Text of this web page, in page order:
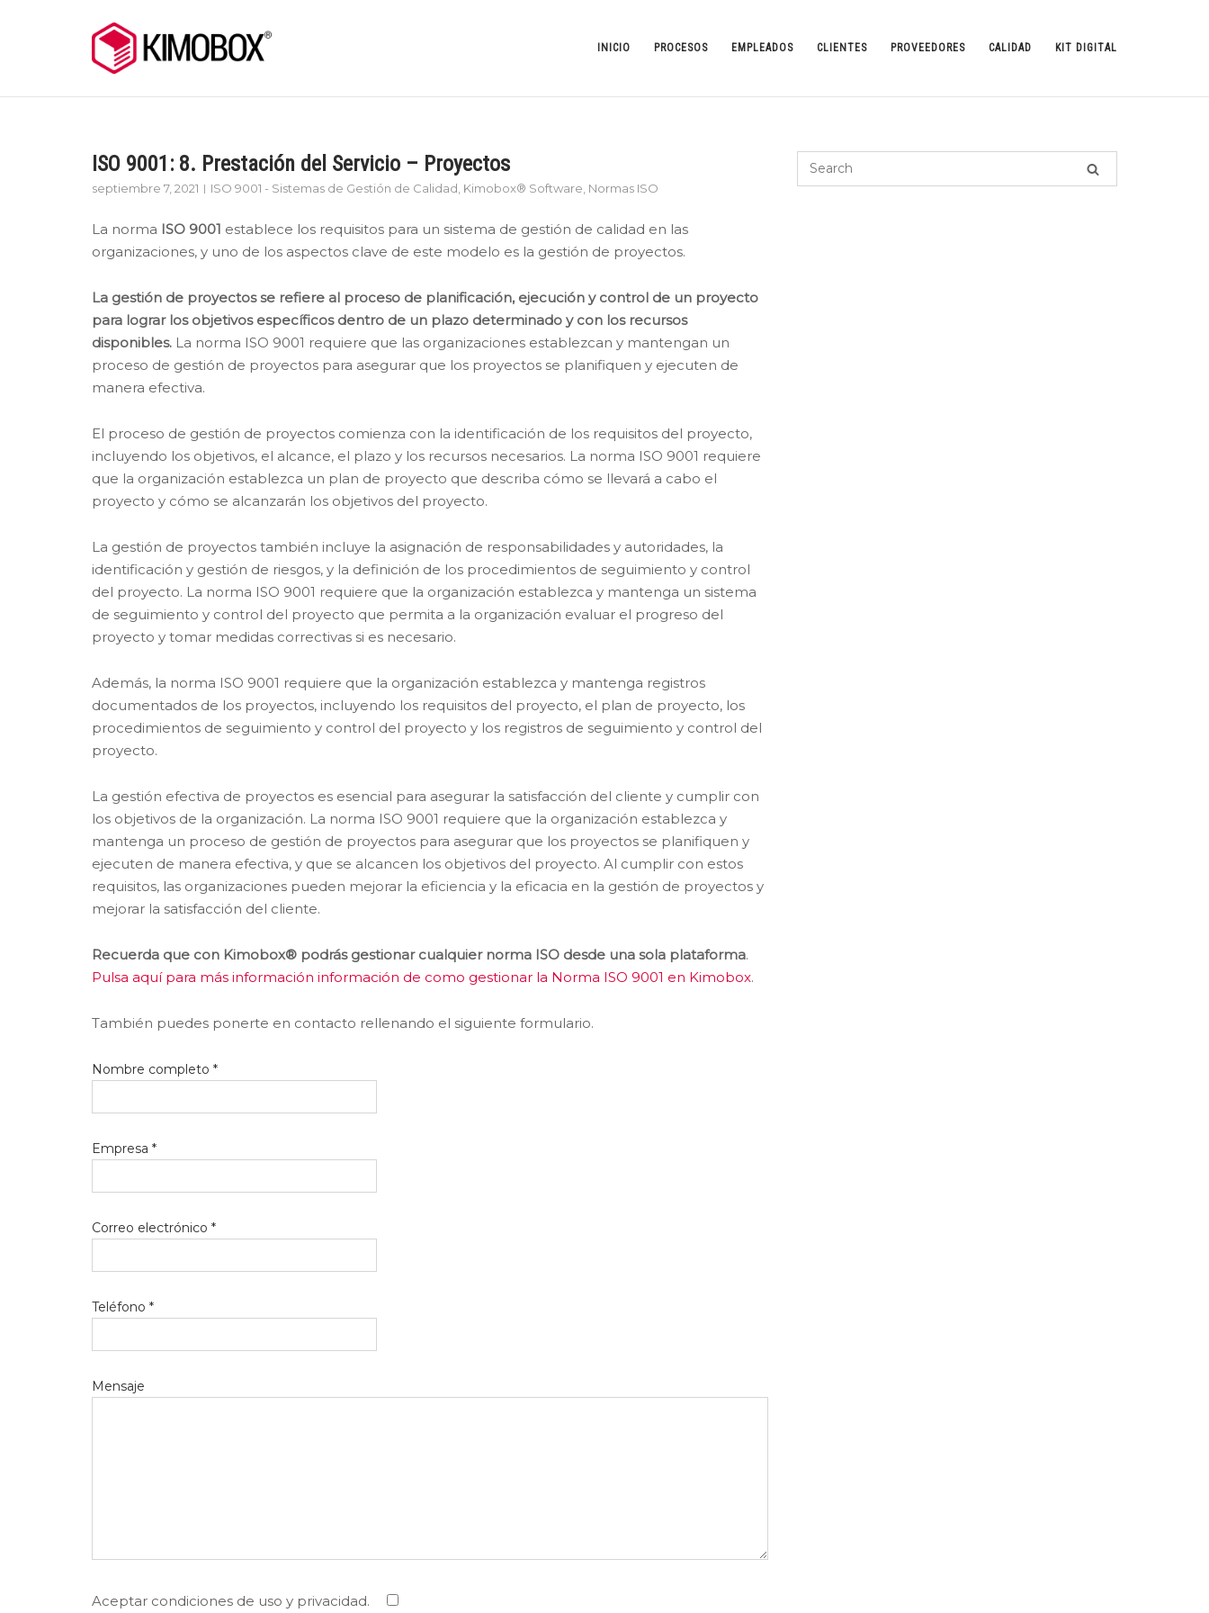
INICIO PROCESOS EMPLEADOS CLIENTES PROVEEDORES CALIDAD KIT DIGITAL
ISO 9001: 8. Prestación del Servicio – Proyectos
septiembre 7, 2021 ISO 9001 - Sistemas de Gestión de Calidad Kimobox® Software Normas ISO
La norma ISO 9001 establece los requisitos para un sistema de gestión de calidad en las
organizaciones, y uno de los aspectos clave de este modelo es la gestión de proyectos.
La gestión de proyectos se refiere al proceso de planificación, ejecución y control de un proyecto
para lograr los objetivos específicos dentro de un plazo determinado y con los recursos
disponibles. La norma ISO 9001 requiere que las organizaciones establezcan y mantengan un
proceso de gestión de proyectos para asegurar que los proyectos se planifiquen y ejecuten de
manera efectiva.
El proceso de gestión de proyectos comienza con la identificación de los requisitos del proyecto,
incluyendo los objetivos, el alcance, el plazo y los recursos necesarios. La norma ISO 9001 requiere
que la organización establezca un plan de proyecto que describa cómo se llevará a cabo el
proyecto y cómo se alcanzarán los objetivos del proyecto.
La gestión de proyectos también incluye la asignación de responsabilidades y autoridades, la
identificación y gestión de riesgos, y la definición de los procedimientos de seguimiento y control
del proyecto. La norma ISO 9001 requiere que la organización establezca y mantenga un sistema
de seguimiento y control del proyecto que permita a la organización evaluar el progreso del
proyecto y tomar medidas correctivas si es necesario.
Además, la norma ISO 9001 requiere que la organización establezca y mantenga registros
documentados de los proyectos, incluyendo los requisitos del proyecto, el plan de proyecto, los
procedimientos de seguimiento y control del proyecto y los registros de seguimiento y control del
proyecto.
La gestión efectiva de proyectos es esencial para asegurar la satisfacción del cliente y cumplir con
los objetivos de la organización. La norma ISO 9001 requiere que la organización establezca y
mantenga un proceso de gestión de proyectos para asegurar que los proyectos se planifiquen y
ejecuten de manera efectiva, y que se alcancen los objetivos del proyecto. Al cumplir con estos
requisitos, las organizaciones pueden mejorar la eficiencia y la eficacia en la gestión de proyectos y
mejorar la satisfacción del cliente.
Recuerda que con Kimobox® podrás gestionar cualquier norma ISO desde una sola plataforma.
Pulsa aquí para más información información de como gestionar la Norma ISO 9001 en Kimobox.
También puedes ponerte en contacto rellenando el siguiente formulario.
Nombre completo *
Empresa *
Correo electrónico *
Teléfono *
Mensaje
Aceptar condiciones de uso y privacidad.